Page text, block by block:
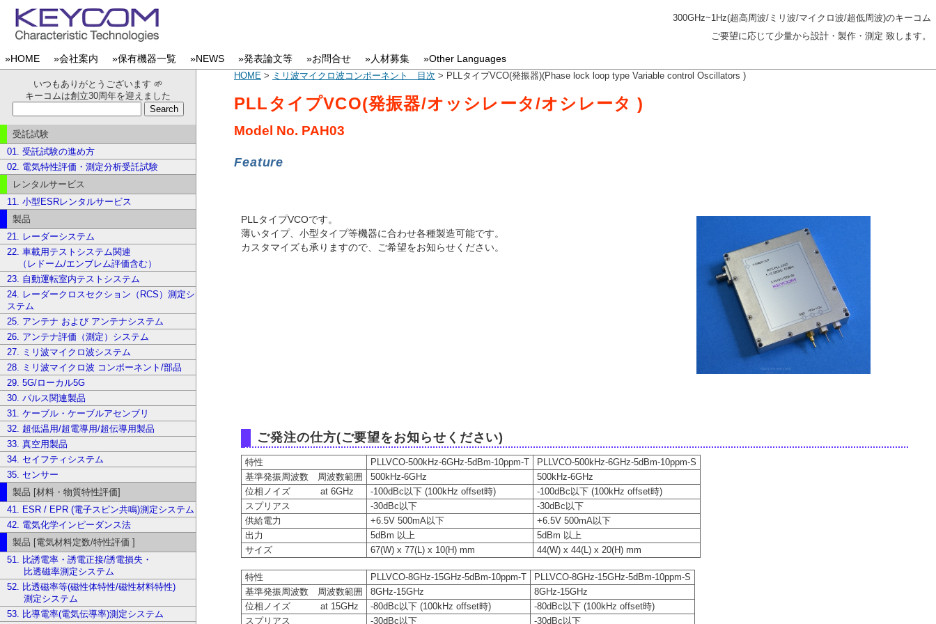
300GHz~1Hz(超高周波/ミリ波/マイクロ波/超低周波)のキーコム
ご要望に応じて少量から設計・製作・測定 致します。
»HOME »会社案内 »保有機器一覧 »NEWS »発表論文等 »お問合せ »人材募集
»Other Languages
HOME > ミリ波マイクロ波コンポーネント 目次 > PLLタイプVCO(発振器)(Phase lock loop type Variable control Oscillators )
PLLタイプVCO(発振器/オッシレータ/オシレータ )
Model No. PAH03
Feature
PLLタイプVCOです。
薄いタイプ、小型タイプ等機器に合わせ各種製造可能です。
カスタマイズも承りますので、ご希望をお知らせください。
ご発注の仕方(ご要望をお知らせください)
特性 PLLVCO-500kHz-6GHz-5dBm-10ppm-T
PLLVCO-500kHz-6GHz-5dBm-10ppm-S
基準発振周波数 周波数範囲
500kHz-6GHz
500kHz-6GHz
位相ノイズ at 6GHz
-100dBc以下 (100kHz offset時)
-100dBc以下 (100kHz offset時)
スプリアス
-30dBc以下
-30dBc以下
供給電力
+6.5V 500mA以下
+6.5V 500mA以下
出力
5dBm 以上
5dBm 以上
サイズ
67(W) x 77(L) x 10(H) mm 44(W) x 44(L) x 20(H) mm
特性 PLLVCO-8GHz-15GHz-5dBm-10ppm-T
PLLVCO-8GHz-15GHz-5dBm-10ppm-S
基準発振周波数 周波数範囲
8GHz-15GHz
8GHz-15GHz
位相ノイズ at 15GHz
-80dBc以下 (100kHz offset時)
-80dBc以下 (100kHz offset時)
スプリアス
-30dBc以下 -30dBc以下
いつもありがとうございます 🌱
キーコムは創立30周年を迎えました
受託試験
01. 受託試験の進め方
02. 電気特性評価・測定分析受託試験
レンタルサービス
11. 小型ESRレンタルサービス
製品
21. レーダーシステム
22. 車載用テストシステム関連
（レドーム/エンブレム評価含む）
23. 自動運転室内テストシステム
24. レーダークロスセクション（RCS）測定シ
ステム
25. アンテナ および アンテナシステム
26. アンテナ評価（測定）システム
27. ミリ波マイクロ波システム
28. ミリ波マイクロ波 コンポーネント/部品
29. 5G/ローカル5G
30. パルス関連製品
31. ケーブル・ケーブルアセンブリ
32. 超低温用/超電導用/超伝導用製品
33. 真空用製品
34. セイフティシステム
35. センサー
製品 [材料・物質特性評価]
41. ESR / EPR (電子スピン共鳴)測定システム
42. 電気化学インピーダンス法
製品 [電気材料定数/特性評価 ]
51. 比誘電率・誘電正接/誘電損失・
比透磁率測定システム
52. 比透磁率等(磁性体特性/磁性材料特性)
測定システム
53. 比導電率(電気伝導率)測定システム